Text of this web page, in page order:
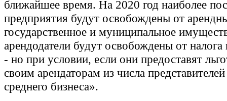
ближайшее время. На 2020 год наиболее
предприятия будут освобождены от
государственное и муниципальное
арендодатели будут освобождены от
- но при условии, если они предоставят
своим арендаторам из числа
среднего бизнеса».